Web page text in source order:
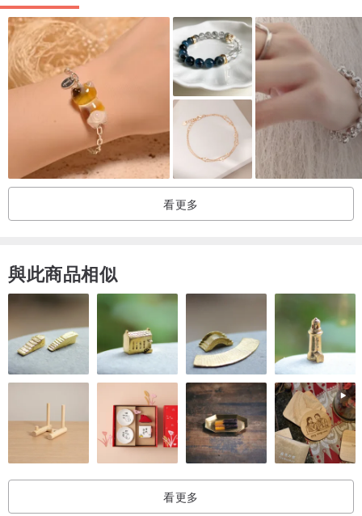
方形啡白松石 • 雙色捷克珠 • 手鍊手環
www.pinkoi.com/product/iieydAMt?cat...
看更多
與此商品相似
看更多